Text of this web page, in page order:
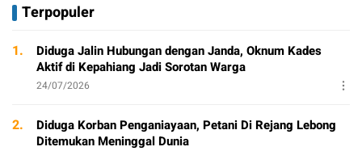
Terpopuler
1.
Diduga Jalin Hubungan dengan Janda, Oknum Kades
Aktif di Kepahiang Jadi Sorotan Warga
24/07/2026
2.
Diduga Korban Penganiayaan, Petani Di Rejang Lebong
Ditemukan Meninggal Dunia